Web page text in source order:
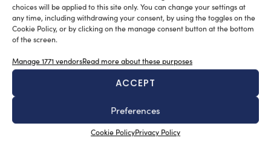
choices will be applied to this site only. You can change your settings at
any time, including withdrawing your consent, by using the toggles on the
Cookie Policy, or by clicking on the manage consent button at the bottom
of the screen.
Manage 1771 vendorsRead more about these purposes
ACCEPT
Preferences
Cookie PolicyPrivacy Policy
Tanti auguri Azzurra!
Luigi Magliari GalanteSeptember 17, 2013
Era l’aprile del 1983 quando Azzurra salpava dal porto di